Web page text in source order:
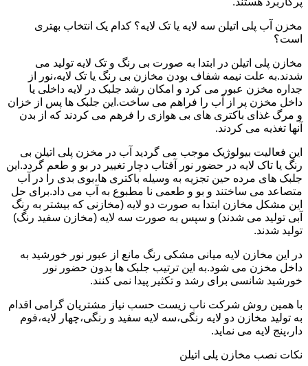
مخزن آب پلی اتیلن سه لایه یا تک لایه؟ کدام یک انتخاب بهتری
است؟
مخازن پلی اتیلن در ابتدا به صورت بی رنگ و تک لایه تولید می
شدند.به علت نیمه شفاف بودن مخازن بی رنگ یا تک لایه،نور از
جداره مخزن عبور می کرد و امکان رشد جلبک در لایه داخلی یا
داخل مخزن پر از آب را فراهم می ساخت.این جلبک ها پس از خزان
و مرگ غذای باکتری های بی هوازی را فرهم می کردند که از بدن
آنها تغذیه می کردند.
این فعالیت بیولوژیک موجب می گردید آب در مخزن پلی اتیلن بی
رنگ یا تاک لایه در حضور نور آفتاب دچار تغییر در بو و طعم گردد.این
جلبک های مرده حین تجزیه به وسیله باکتری ها،بوی بدی را در آب
متصاعد می ساختند و بو و طعمی نا مطبوع به آب می داد.برای حل
این مشکل مخازن ابتدا به صورت دو لایه (مخازنی که بیشتر به رنگ
آبی تولید می شدند) و سپس به صورت سه لایه (مخازن سفید رنگ)
تولید شدند.
در این مخازن لایه میانی مشکی رنگ مانع از عبور نور خورشید به
داخل مخزن می شود.به این ترتیب جلبک ها بدون حضور نور
خورشید شانسی برای رشد و تکثیر پیدا نمی کنند.
با همین روش شرکت ناب زیست حسب نیاز مشتریان گرامی اقدام
به تولید مخازن دو لایه رنگی،سه لایه سفید و رنگی،چهار لایه،فوم
دار،پنج لایه می نماید.
نکات نصب مخازن پلی اتیلن